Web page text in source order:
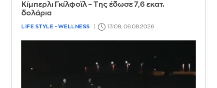
Κίμπερλι Γκίλφοϊλ – Της έδωσε 7,6 εκατ.
δολάρια
LIFE STYLE - WELLNESS 13:09, 06.08.2026